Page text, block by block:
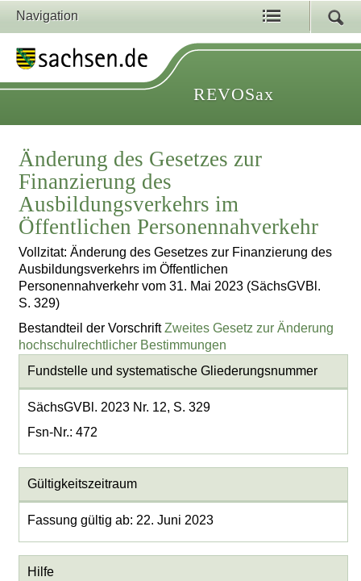
Navigation
REVOSax
Änderung des Gesetzes zur
Finanzierung des
Ausbildungsverkehrs im
Öffentlichen Personennahverkehr
Vollzitat: Änderung des Gesetzes zur Finanzierung des
Ausbildungsverkehrs im Öffentlichen
Personennahverkehr vom 31. Mai 2023 (SächsGVBl.
S. 329)
Bestandteil der VorschriftZweites Gesetz zur Änderung
hochschulrechtlicher Bestimmungen
Fundstelle und systematische Gliederungsnummer
SächsGVBl. 2023 Nr. 12, S. 329
Fsn-Nr.: 472
Gültigkeitszeitraum
Fassung gültig ab: 22. Juni 2023
Hilfe